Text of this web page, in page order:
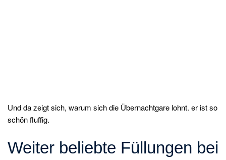
Und da zeigt sich, warum sich die Übernachtgare lohnt. er ist so
schön fluffig.
Weiter beliebte Füllungen bei